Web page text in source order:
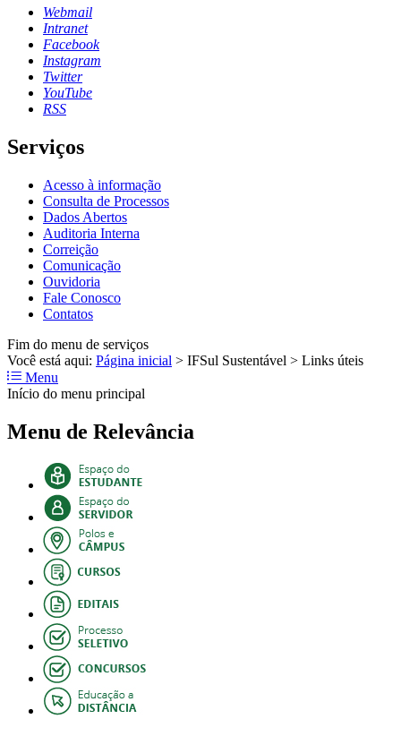
Webmail
Intranet
Facebook
Instagram
Twitter
YouTube
RSS
Serviços
Acesso à informação
Consulta de Processos
Dados Abertos
Auditoria Interna
Correição
Comunicação
Ouvidoria
Fale Conosco
Contatos
Fim do menu de serviços
Você está aqui: Página inicial > IFSul Sustentável > Links úteis
Menu
Início do menu principal
Menu de Relevância